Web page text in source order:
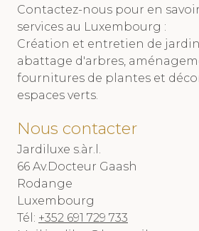
Contactez-nous pour en
services au Luxembourg :
Création et entretien de
abattage d'arbres,
fournitures de plantes et
espaces verts.
Nous contacter
Jardiluxe s.àr.l.
66 Av.Docteur Gaash
Rodange
Luxembourg
Tél: +352 691 729 733